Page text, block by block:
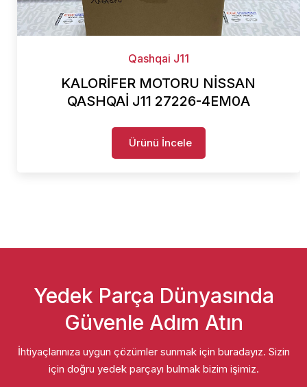
Qashqai J11
KALORİFER MOTORU NİSSAN
QASHQAİ J11 27226-4EM0A
Ürünü İncele
Yedek Parça Dünyasında
Güvenle Adım Atın
İhtiyaçlarınıza uygun çözümler sunmak için buradayız. Sizin
için doğru yedek parçayı bulmak bizim işimiz.